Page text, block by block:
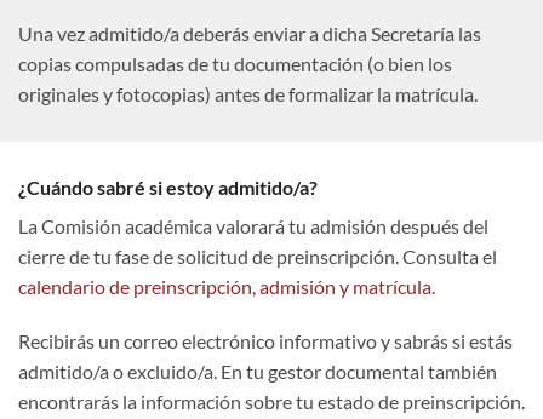
Una vez admitido/a deberás enviar a dicha Secretaría las
copias compulsadas de tu documentación (o bien los
originales y fotocopias) antes de formalizar la matrícula.
¿Cuándo sabré si estoy admitido/a?
La Comisión académica valorará tu admisión después del
cierre de tu fase de solicitud de preinscripción. Consulta el
calendario de preinscripción, admisión y matrícula.
Recibirás un correo electrónico informativo y sabrás si estás
admitido/a o excluido/a. En tu gestor documental también
encontrarás la información sobre tu estado de preinscripción.